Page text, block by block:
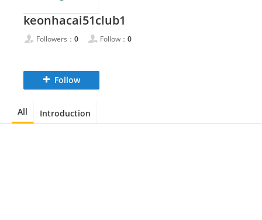
keonhacai51club1
Followers： 0 Follow： 0
Follow
All Introduction